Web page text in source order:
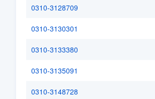
0310-3128709
0310-3130301
0310-3133380
0310-3135091
0310-3148728